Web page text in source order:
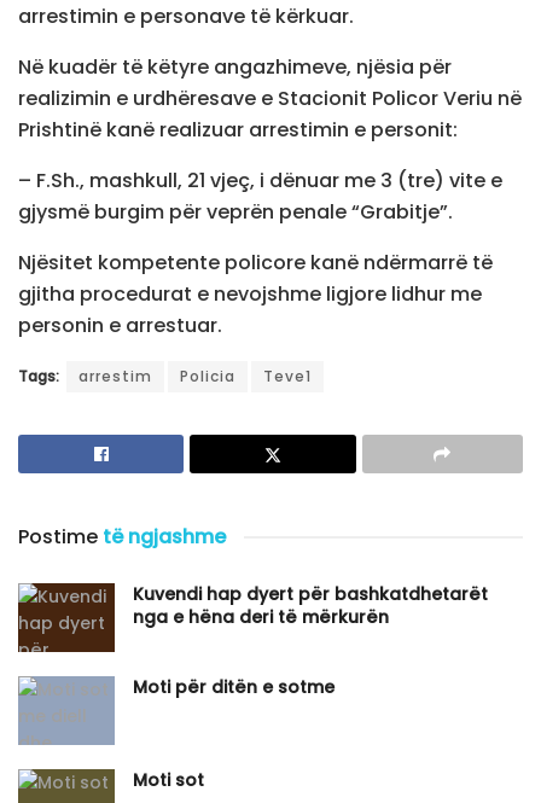
arrestimin e personave të kërkuar.
Në kuadër të këtyre angazhimeve, njësia për
realizimin e urdhëresave e Stacionit Policor Veriu në
Prishtinë kanë realizuar arrestimin e personit:
– F.Sh., mashkull, 21 vjeç, i dënuar me 3 (tre) vite e
gjysmë burgim për veprën penale “Grabitje”.
Njësitet kompetente policore kanë ndërmarrë të
gjitha procedurat e nevojshme ligjore lidhur me
personin e arrestuar.
Tags: arrestim Policia Teve1
Postime të ngjashme
Kuvendi hap dyert për bashkatdhetarët
nga e hëna deri të mërkurën
Moti për ditën e sotme
Moti sot